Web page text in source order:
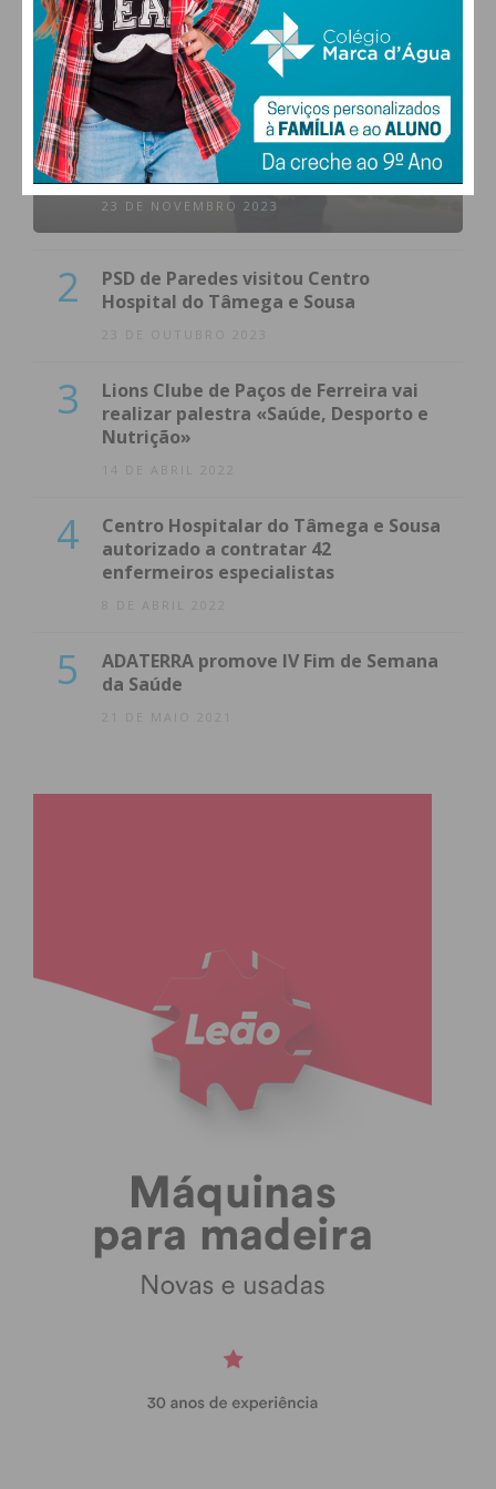
1
(VÍDEO) Carlos Alberto Silva vê
Unidade Local de Saúde como uma
oportunidade
23 DE NOVEMBRO 2023
2
PSD de Paredes visitou Centro
Hospital do Tâmega e Sousa
23 DE OUTUBRO 2023
3
Lions Clube de Paços de Ferreira vai
realizar palestra «Saúde, Desporto e
Nutrição»
14 DE ABRIL 2022
4
Centro Hospitalar do Tâmega e Sousa
autorizado a contratar 42
enfermeiros especialistas
8 DE ABRIL 2022
5
ADATERRA promove IV Fim de Semana
da Saúde
21 DE MAIO 2021